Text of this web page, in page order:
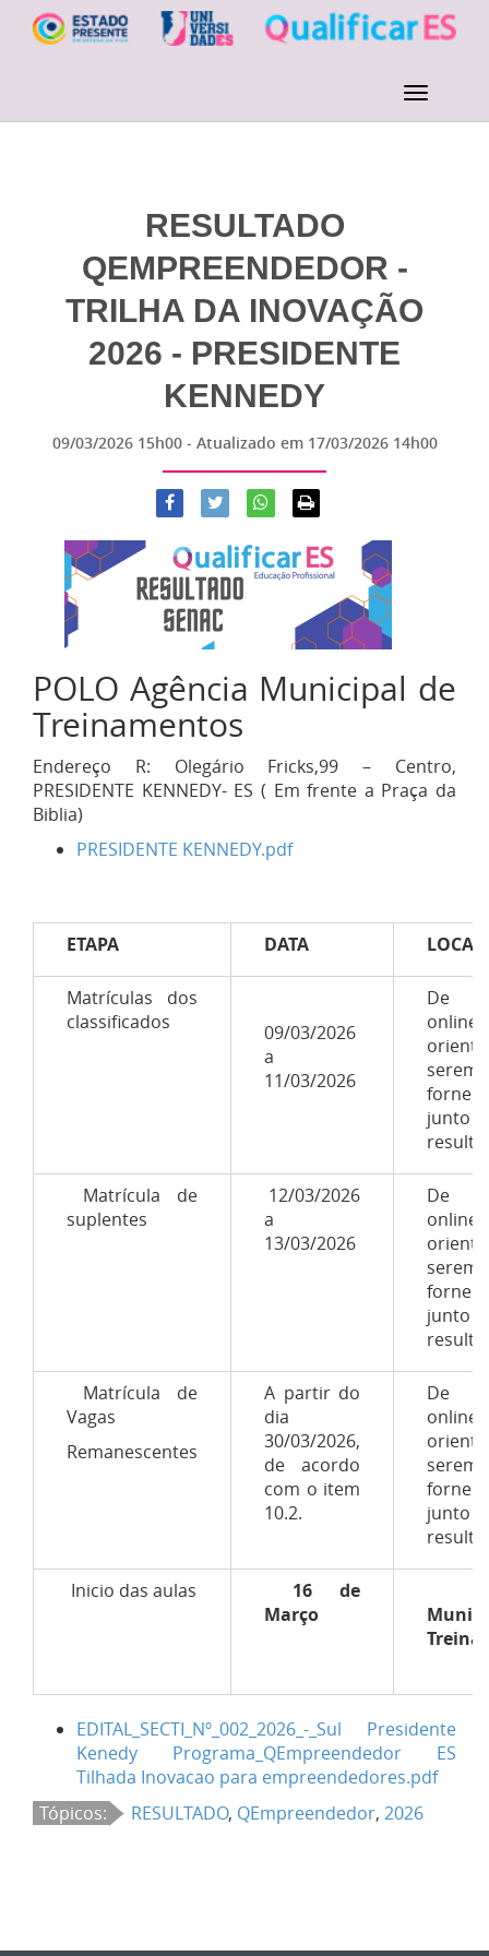
RESULTADO
QEMPREENDEDOR -
TRILHA DA INOVAÇÃO
2026 - PRESIDENTE
KENNEDY
09/03/2026 15h00 - Atualizado em 17/03/2026 14h00
POLO Agência Municipal de
Treinamentos
Endereço R: Olegário Fricks,99 – Centro,
PRESIDENTE KENNEDY- ES ( Em frente a Praça da
Biblia)
PRESIDENTE KENNEDY.pdf
ETAPA DATA LOCAL
Matrículas dos
classificados
09/03/2026
a
11/03/2026
De
serem
junto
Matrícula de
suplentes
12/03/2026
a
13/03/2026
De
serem
junto
Matrícula de
Vagas
Remanescentes
A partir do
dia
30/03/2026,
de acordo
com o item
10.2.
De
serem
junto
Inicio das aulas
16 de
Março
EDITAL_SECTI_Nº_002_2026_-_Sul Presidente
Kenedy Programa_QEmpreendedor ES
Tilhada Inovacao para empreendedores.pdf
Tópicos:
RESULTADO, QEmpreendedor, 2026